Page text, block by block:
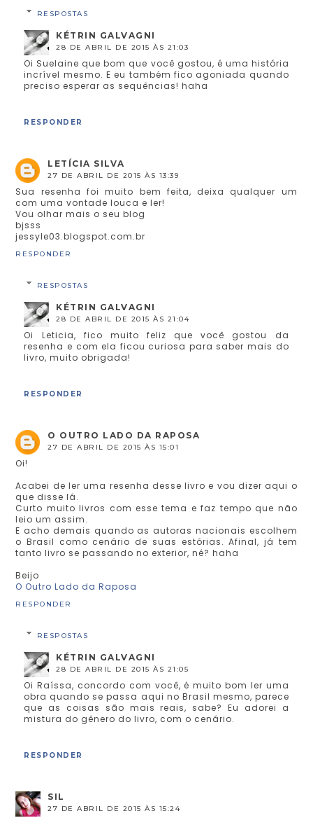
RESPOSTAS
KÉTRIN GALVAGNI
28 DE ABRIL DE 2015 ÀS 21:03
Oi Suelaine que bom que você gostou, é uma história
incrível mesmo. E eu também fico agoniada quando
preciso esperar as sequências! haha
RESPONDER
LETÍCIA SILVA
27 DE ABRIL DE 2015 ÀS 13:39
Sua resenha foi muito bem feita, deixa qualquer um
com uma vontade louca e ler!
Vou olhar mais o seu blog
bjsss
jessyle03.blogspot.com.br
RESPONDER
RESPOSTAS
KÉTRIN GALVAGNI
28 DE ABRIL DE 2015 ÀS 21:04
Oi Leticia, fico muito feliz que você gostou da
resenha e com ela ficou curiosa para saber mais do
livro, muito obrigada!
RESPONDER
O OUTRO LADO DA RAPOSA
27 DE ABRIL DE 2015 ÀS 15:01
Oi!
Acabei de ler uma resenha desse livro e vou dizer aqui o
que disse lá.
Curto muito livros com esse tema e faz tempo que não
leio um assim.
E acho demais quando as autoras nacionais escolhem
o Brasil como cenário de suas estórias. Afinal, já tem
tanto livro se passando no exterior, né? haha
Beijo
O Outro Lado da Raposa
RESPONDER
RESPOSTAS
KÉTRIN GALVAGNI
28 DE ABRIL DE 2015 ÀS 21:05
Oi Raíssa, concordo com você, é muito bom ler uma
obra quando se passa aqui no Brasil mesmo, parece
que as coisas são mais reais, sabe? Eu adorei a
mistura do gênero do livro, com o cenário.
RESPONDER
SIL
27 DE ABRIL DE 2015 ÀS 15:24